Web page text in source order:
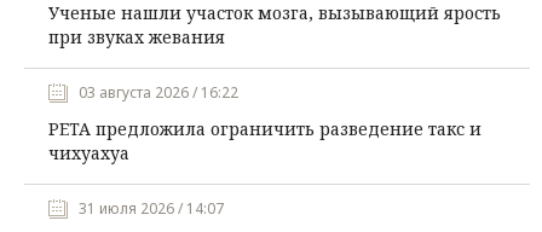
Ученые нашли участок мозга, вызывающий ярость
при звуках жевания
03 августа 2026 / 16:22
PETA предложила ограничить разведение такс и
чихуахуа
31 июля 2026 / 14:07